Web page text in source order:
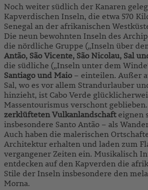
Noch weiter südlich der Kanaren
Kapverdischen Inseln, die etwa 570
Senegal an der afrikanischen
Die neun bewohnten Inseln des
die nördliche Gruppe („Inseln über
Antão, São Vicente, São Nicolau, Sal
die südliche („Inseln unter dem
Santiago und Maio – einteilen. Außer
Sal, wo es vor allem Strandurlauber
hinzieht, ist Cabo Verde
Massentourismus verschont
zerklüfteten Vulkanlandschafteignen
insbesondere Santo Antão – als
Auch haben die malerischen
Architektur erhalten und laden zum
vergangener Zeiten ein. Musikalisch
entdecken auf den Kapverden die
Stile der Inseln insbesondere den
Morna.